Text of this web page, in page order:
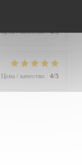
Цена / качество: 4/5
Цена / качество : 4/5